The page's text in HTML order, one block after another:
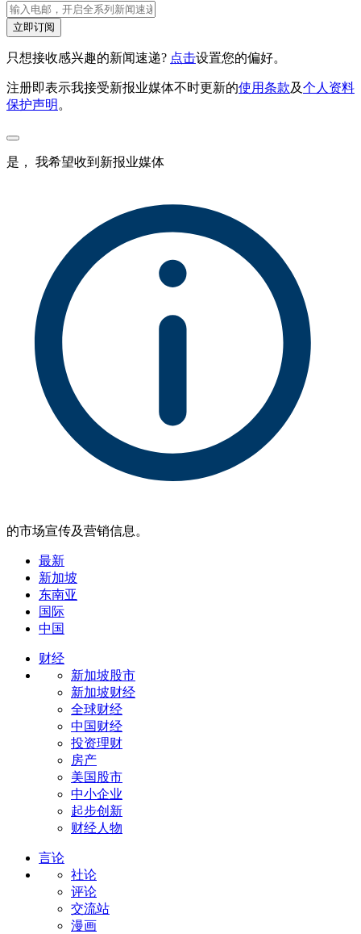
立即订阅
只想接收感兴趣的新闻速递? 点击设置您的偏好。
注册即表示我接受新报业媒体不时更新的使用条款及个人资料
保护声明 。
是， 我希望收到新报业媒体
的市场宣传及营销信息。
最新
新加坡
东南亚
国际
中国
财经
新加坡股市
新加坡财经
全球财经
中国财经
投资理财
房产
美国股市
中小企业
起步创新
财经人物
言论
社论
评论
交流站
漫画